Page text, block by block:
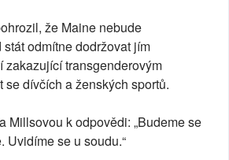
že Maine nebude
odmítne dodržovat jím
zakazující transgenderovým
se dívčích a ženských sportů.
Millsovou k odpovědi: „Budeme se
Uvidíme se u soudu.“